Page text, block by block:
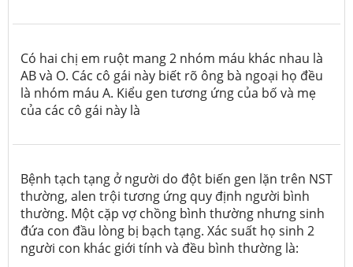
Có hai chị em ruột mang 2 nhóm máu khác nhau là
AB và O. Các cô gái này biết rõ ông bà ngoại họ đều
là nhóm máu A. Kiểu gen tương ứng của bố và mẹ
của các cô gái này là
Bệnh tạch tạng ở người do đột biến gen lặn trên NST
thường, alen trội tương ứng quy định người bình
thường. Một cặp vợ chồng bình thường nhưng sinh
đứa con đầu lòng bị bạch tạng. Xác suất họ sinh 2
người con khác giới tính và đều bình thường là: